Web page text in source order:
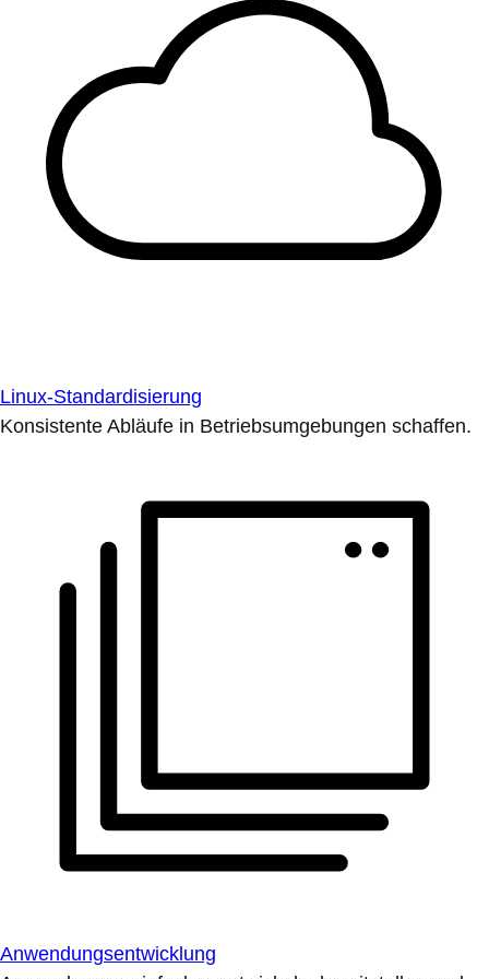
Linux-Standardisierung
Konsistente Abläufe in Betriebsumgebungen schaffen.
Anwendungsentwicklung